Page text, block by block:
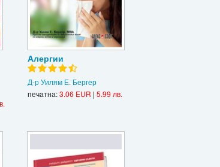
Алергии
Д-р Уилям Е. Бергер
печатна:3.06 EUR |5.99 лв.